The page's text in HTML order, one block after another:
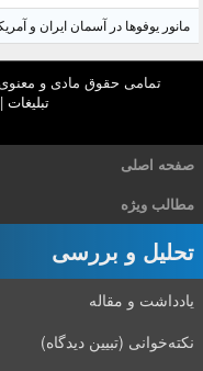
مانور یوفوها در آسمان ایران و
تمامی حقوق مادی و معنوی
تبلیغات |
صفحه اصلی
مطالب ویژه
تحلیل و بررسی
یادداشت و مقاله
نکته‌خوانی (تبیین دیدگاه)